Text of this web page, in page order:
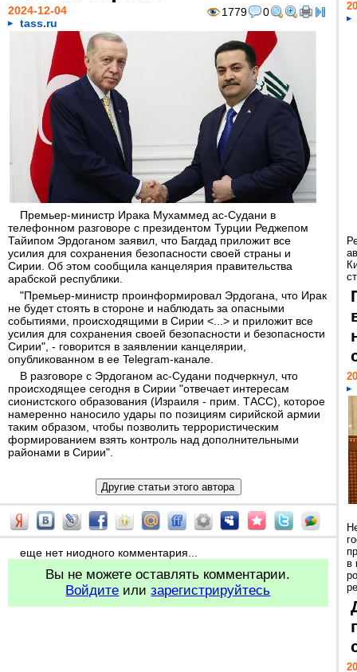
1779 0
2024-12-04
tass.ru
Премьер-министр Ирака Мухаммед ас-Судани в
телефонном разговоре с президентом Турции Реджепом
Тайипом Эрдоганом заявил, что Багдад приложит все
усилия для сохранения безопасности своей страны и
Сирии. Об этом сообщила канцелярия правительства
арабской республики.
"Премьер-министр проинформировал Эрдогана, что Ирак
не будет стоять в стороне и наблюдать за опасными
событиями, происходящими в Сирии <...> и приложит все
усилия для сохранения своей безопасности и безопасности
Сирии", - говорится в заявлении канцелярии,
опубликованном в ее Telegram-канале.
В разговоре с Эрдоганом ас-Судани подчеркнул, что
происходящее сегодня в Сирии "отвечает интересам
сионистского образования (Израиля - прим. ТАСС), которое
намеренно наносило удары по позициям сирийской армии
таким образом, чтобы позволить террористическим
формированием взять контроль над дополнительными
районами в Сирии".
еще нет ниодного комментария...
Вы не можете оставлять комментарии.
Войдите илизарегистрируйтесь
в